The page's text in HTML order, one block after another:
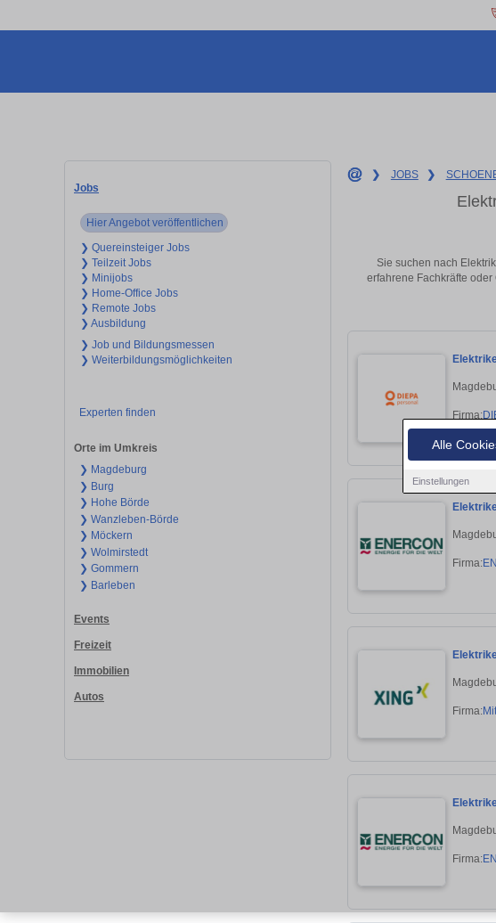
Alle
Einstellungen
Jobs
Hier Angebot veröffentlichen
❯ Quereinsteiger Jobs
❯ Teilzeit Jobs
❯ Minijobs
❯ Home-Office Jobs
❯ Remote Jobs
❯ Ausbildung
❯ Job und Bildungsmessen
❯ Weiterbildungsmöglichkeiten
Experten finden
Orte im Umkreis
❯ Magdeburg
❯ Burg
❯ Hohe Börde
❯ Wanzleben-Börde
❯ Möckern
❯ Wolmirstedt
❯ Gommern
❯ Barleben
Events
Freizeit
Immobilien
Autos
❯ JOBS ❯
Sie suchen nach
erfahrene Fachkräfte
Firma:
Firma:
Firma:
Firma: